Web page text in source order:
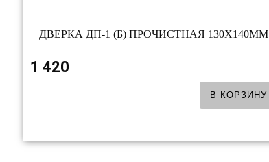
ДВЕРКА ДП-1 (Б) ПРОЧИСТНАЯ 130Х140ММ
1 420
В КОРЗИНУ